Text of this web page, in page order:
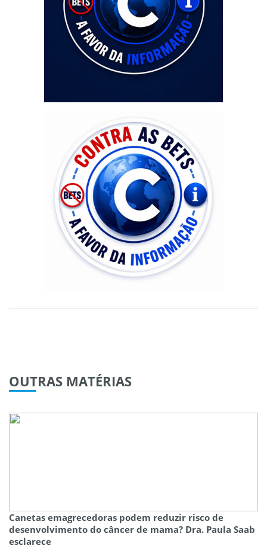
OUTRAS MATÉRIAS
Canetas emagrecedoras podem reduzir risco de
desenvolvimento do câncer de mama? Dra. Paula Saab
esclarece